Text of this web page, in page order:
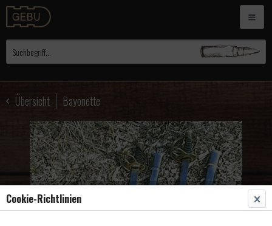
Übersicht Bayonette
Cookie-Richtlinien